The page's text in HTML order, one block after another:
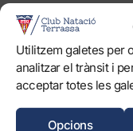
Utilitzem galetes per
analitzar el trànsit i
acceptar totes les
Opcions
INSTAL·LACIONS
Horaris
Piscines
Normatives